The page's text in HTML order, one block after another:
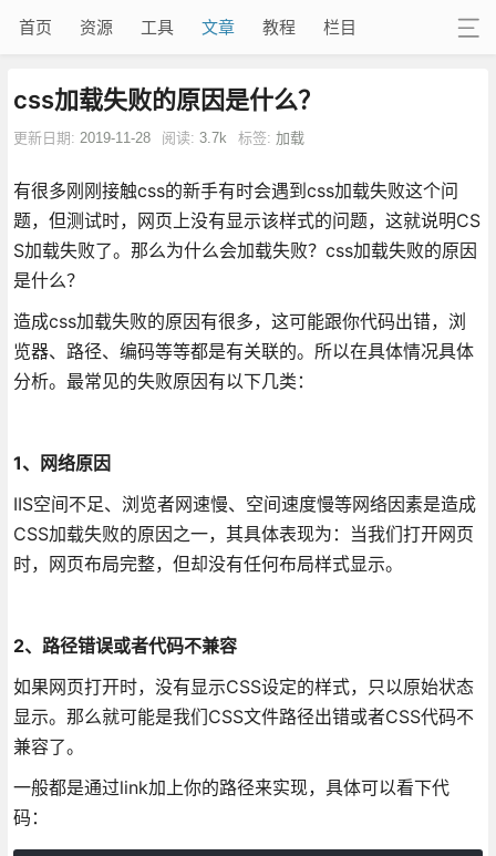
首页 资源 工具 文章 教程 栏目
css加载失败的原因是什么？
更新日期: 2019-11-28 阅读: 3.7k 标签: 加载
有很多刚刚接触css的新手有时会遇到css加载失败这个问
题，但测试时，网页上没有显示该样式的问题，这就说明CS
S加载失败了。那么为什么会加载失败？css加载失败的原因
是什么？
造成css加载失败的原因有很多，这可能跟你代码出错，浏
览器、路径、编码等等都是有关联的。所以在具体情况具体
分析。最常见的失败原因有以下几类：
1、网络原因
IIS空间不足、浏览者网速慢、空间速度慢等网络因素是造成
CSS加载失败的原因之一，其具体表现为：当我们打开网页
时，网页布局完整，但却没有任何布局样式显示。
2、路径错误或者代码不兼容
如果网页打开时，没有显示CSS设定的样式，只以原始状态
显示。那么就可能是我们CSS文件路径出错或者CSS代码不
兼容了。
一般都是通过link加上你的路径来实现，具体可以看下代
码：